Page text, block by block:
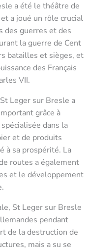
a été le théâtre de
a joué un rôle crucial
des guerres et des
la guerre de Cent
batailles et sièges, et
des Français
VII.
Leger sur Bresle a
grâce à
dans la
et de produits
à sa prospérité. La
routes a également
et le développement
St Leger sur Bresle
pendant
de la destruction de
mais a su se